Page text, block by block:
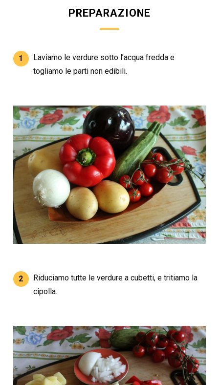
PREPARAZIONE
1
Laviamo le verdure sotto l’acqua fredda e
togliamo le parti non edibili.
2
Riduciamo tutte le verdure a cubetti, e tritiamo la
cipolla.